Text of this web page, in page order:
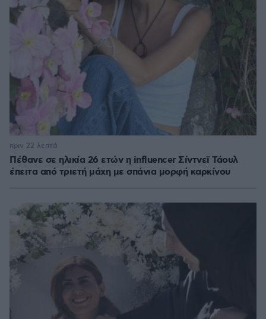
Πέθανε σε ηλικία 26 ετών η influencer Σίντνεϊ Τάουλ
έπειτα από τριετή μάχη με σπάνια μορφή καρκίνου
πριν 22 λεπτά